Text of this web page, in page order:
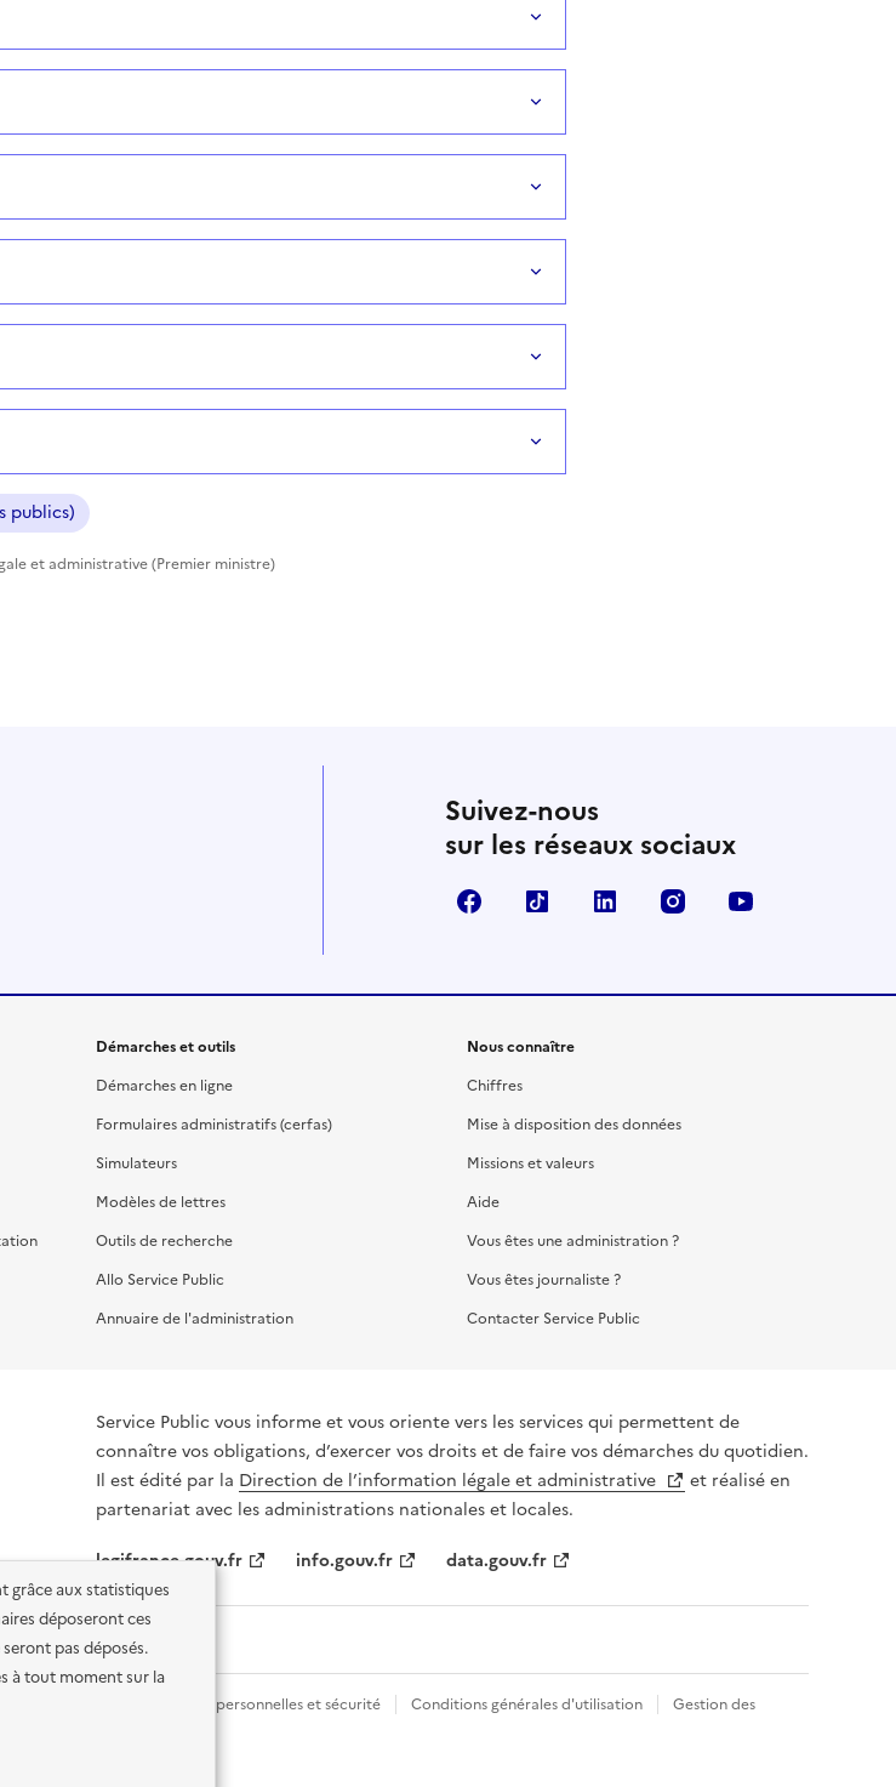
grâce aux statistiques
déposeront ces
pas déposés.
à tout moment sur la
publics)
et administrative (Premier ministre)
Suivez-nous
sur les réseaux sociaux
FacebookTikTok LinkedIn Instagram
Démarches et outils
Démarches en ligne
Formulaires administratifs (cerfas)
Simulateurs
Modèles de lettres
Outils de recherche
Allo Service Public
Annuaire de l'administration
Nous connaître
Chiffres
Mise à disposition des données
Missions et valeurs
Aide
Vous êtes une administration ?
Vous êtes journaliste ?
Contacter Service Public
Service Public vous informe et vous oriente vers les services qui permettent de
connaître vos obligations, d’exercer vos droits et de faire vos démarches du quotidien.
Il est édité par la Direction de l’information légale et administrative
et réalisé en
partenariat avec les administrations nationales et locales.
legifrance.gouv.fr
info.gouv.fr data.gouv.fr
Données personnelles et sécurité Conditions générales d'utilisation
Gestion des